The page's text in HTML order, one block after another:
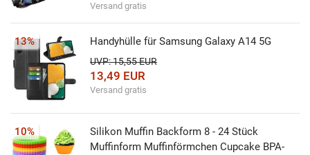
Versand gratis
Handyhülle für Samsung Galaxy A14 5G
UVP: 15,55 EUR
13,49 EUR
Versand gratis
13%
Silikon Muffin Backform 8 - 24 Stück
Muffinform Muffinförmchen Cupcake BPA-
10%